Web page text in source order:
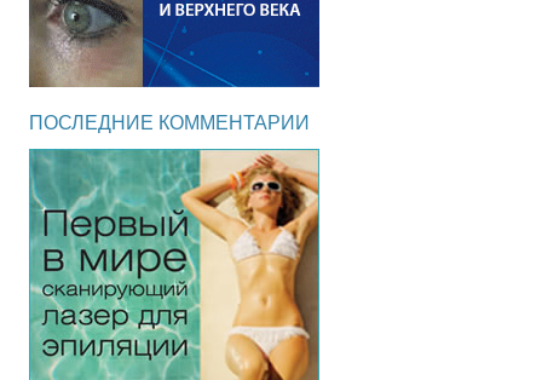
ПОСЛЕДНИЕ КОММЕНТАРИИ